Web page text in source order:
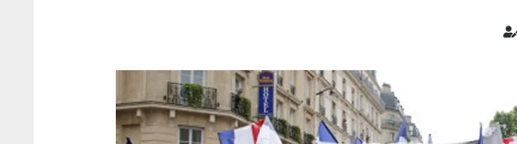
« Papy toi même ! » – Poutine
affrontera Prigojine dans un
Cirque du Kremlin à Moscou